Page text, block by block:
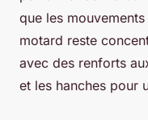
que les
motard reste
avec des renforts
et les hanches pour